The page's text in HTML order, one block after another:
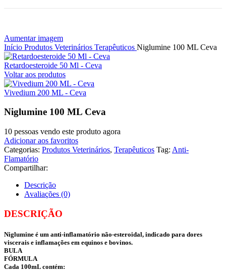
Aumentar imagem
Início Produtos Veterinários Terapêuticos Niglumine 100 ML Ceva
Retardoesteroide 50 Ml - Ceva
Voltar aos produtos
Vivedium 200 ML - Ceva
Niglumine 100 ML Ceva
10 pessoas vendo este produto agora
Adicionar aos favoritos
Categorias: Produtos Veterinários, Terapêuticos Tag: Anti-
Flamatório
Compartilhar:
Descrição
Avaliações (0)
DESCRIÇÃO
Niglumine é um anti-inflamatório não-esteroidal, indicado para dores
viscerais e inflamações em equinos e bovinos.
BULA
FÓRMULA
Cada 100mL contém: